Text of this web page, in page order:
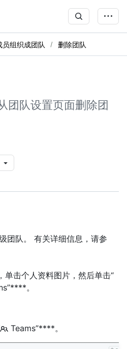
员组织成团队 删除团队
团队设置页面删除团
团队。 有关详细信息，请参
击个人资料图片，然后单击“
。
Teams”****。